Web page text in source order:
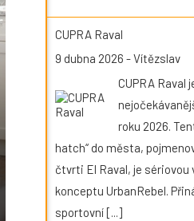
CUPRA Raval
9 dubna 2026 -Vítězslav
CUPRA Raval
roku 2026.
hatch“ do města,
čtvrti El Raval, je sériovou
konceptu UrbanRebel.
sportovní [...]